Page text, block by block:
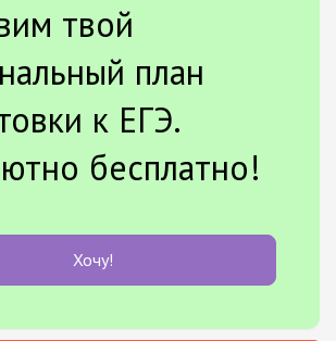
твой
план
к ЕГЭ.
бесплатно!
Хочу!